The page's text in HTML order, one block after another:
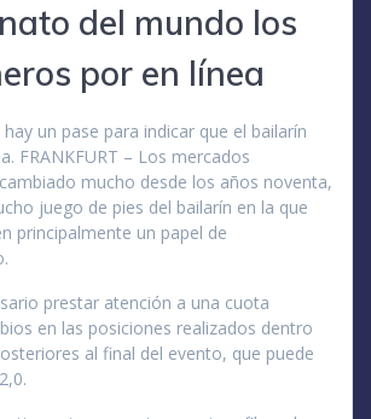
del mundo los
por en línea
un pase para indicar que el bailarín
FRANKFURT – Los mercados
mucho desde los años noventa,
juego de pies del bailarín en la que
principalmente un papel de
prestar atención a una cuota
en las posiciones realizados dentro
al final del evento, que puede